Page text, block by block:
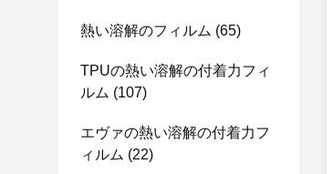
熱い溶解のフィルム (65)
TPUの熱い溶解の付着力フィ
ルム (107)
エヴァの熱い溶解の付着力フ
ィルム (22)